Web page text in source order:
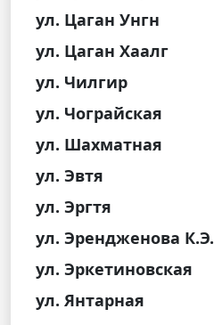
ул. Цаган Унгн
ул. Цаган Хаалг
ул. Чилгир
ул. Чограйская
ул. Шахматная
ул. Эвтя
ул. Эргтя
ул. Эрендженова К.Э.
ул. Эркетиновская
ул. Янтарная